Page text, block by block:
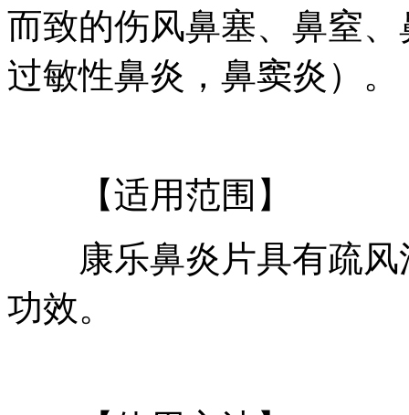
而致的伤风鼻塞、鼻窒
过敏性鼻炎，鼻窦炎）。
【适用范围】
康乐鼻炎片具有疏风
功效。